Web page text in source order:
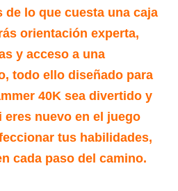
de lo que cuesta una caja
orientación experta,
y acceso a una
todo ello diseñado para
40K sea divertido y
nuevo en el juego
tus habilidades,
cada paso del camino.